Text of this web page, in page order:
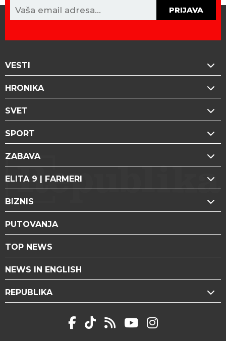
PRIJAVA
VESTI
HRONIKA
SVET
SPORT
ZABAVA
ELITA 9 | FARMERI
BIZNIS
PUTOVANJA
TOP NEWS
NEWS IN ENGLISH
REPUBLIKA